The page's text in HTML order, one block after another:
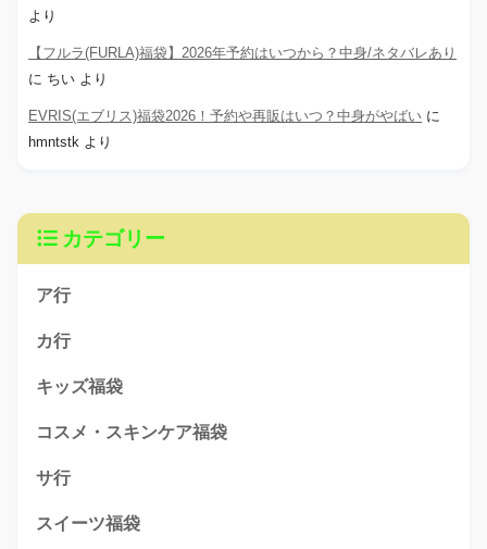
より
【フルラ(FURLA)福袋】2026年予約はいつから？中身/ネタバレあり
に ちい より
EVRIS(エブリス)福袋2026！予約や再販はいつ？中身がやばい に
hmntstk より
カテゴリー
ア行
カ行
キッズ福袋
コスメ・スキンケア福袋
サ行
スイーツ福袋